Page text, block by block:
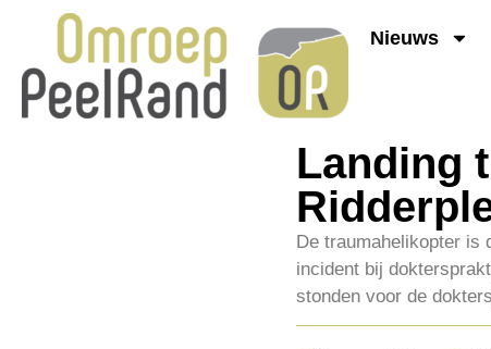
Nieuws
Landing
De traumahelikopter is
incident bij
stonden voor de